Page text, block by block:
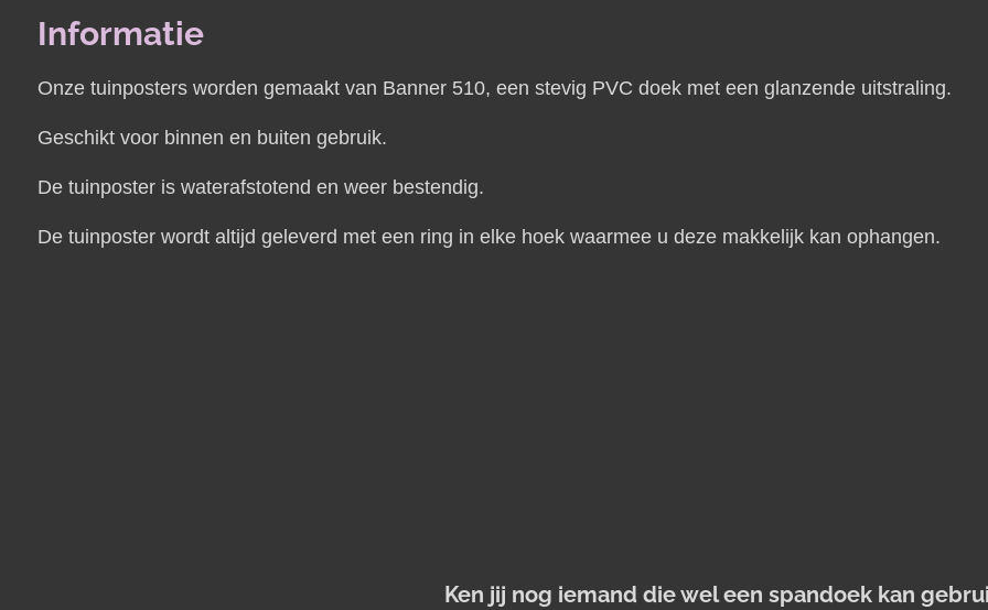
Informatie
Onze tuinposters worden gemaakt van Banner 510, een stevig PVC doek met een glanzende uitstraling.
Geschikt voor binnen en buiten gebruik.
De tuinposter is waterafstotend en weer bestendig.
De tuinposter wordt altijd geleverd met een ring in elke hoek waarmee u deze makkelijk kan ophangen.
Ken jij nog iemand die wel een spandoek kan